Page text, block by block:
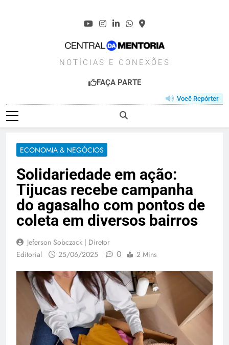
NOTÍCIAS E CONEXÕES
FAÇA PARTE
Você Repórter
ECONOMIA & NEGÓCIOS
Solidariedade em ação:
Tijucas recebe campanha
do agasalho com pontos de
coleta em diversos bairros
Jeferson Sobczack | Diretor
Editorial
25/06/2025 0 2 Mins